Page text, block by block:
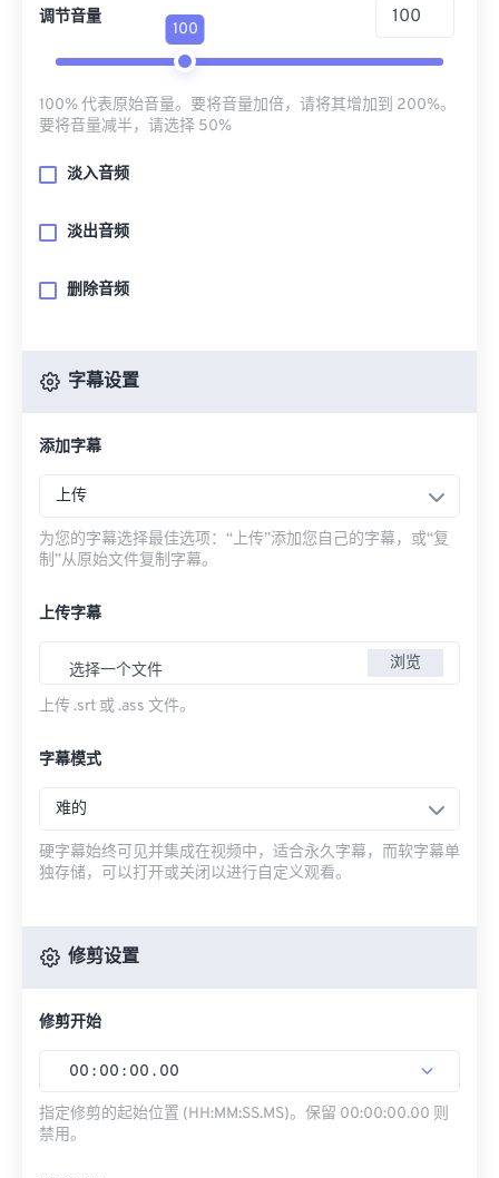
调节音量
100
100% 代表原始音量。要将音量加倍，请将其增加到 200%。
要将音量减半，请选择 50%
淡入音频
淡出音频
删除音频
字幕设置
添加字幕
上传
为您的字幕选择最佳选项：“上传”添加您自己的字幕，或“复
制”从原始文件复制字幕。
上传字幕
选择一个文件 浏览
上传 .srt 或 .ass 文件。
字幕模式
难的
硬字幕始终可见并集成在视频中，适合永久字幕，而软字幕单
独存储，可以打开或关闭以进行自定义观看。
修剪设置
修剪开始
00 : 00 : 00 . 00
指定修剪的起始位置 (HH:MM:SS.MS)。保留 00:00:00.00 则
禁用。